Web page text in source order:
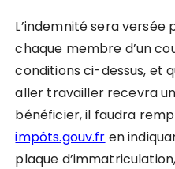
L’indemnité sera versée
chaque membre d’un
conditions ci-dessus, et
aller travailler recevra
bénéficier, il faudra
impôts.gouv.fr en
plaque